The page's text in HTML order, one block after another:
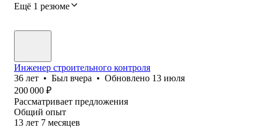
Ещё 1 резюме
Инженер строительного контроля
36 лет • Был вчера • Обновлено 13 июля
200 000 ₽
Рассматривает предложения
Общий опыт
13 лет 7 месяцев